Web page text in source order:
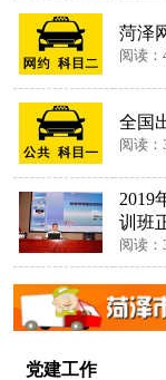
菏泽
阅读：
全国
阅读：
2019
训班
阅读：
党建工作